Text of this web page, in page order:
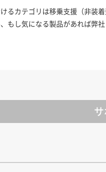
るカテゴリは移乗支援（非装
もし気になる製品があれば弊